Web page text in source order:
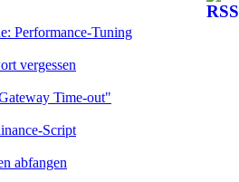
Performance-Tuning
vergessen
Time-out"
Script
abfangen